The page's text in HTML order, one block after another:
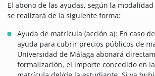
El abono de las ayudas, según la
se realizará de la siguiente forma:
Ayuda de matrícula (acción a): En caso
ayuda para cubrir precios públicos de
Universidad de Málaga abonará
formalización, el importe concedido en